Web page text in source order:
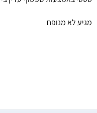
מגיע לא מנופח